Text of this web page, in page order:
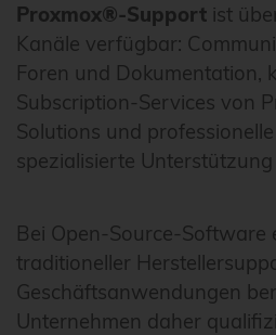
Proxmox®-Support ist
Kanäle verfügbar:
Foren und Dokumentation,
Subscription-Services von
Solutions und
spezialisierte
Bei Open-Source-Software
traditioneller
Geschäftsanwendungen
Unternehmen daher